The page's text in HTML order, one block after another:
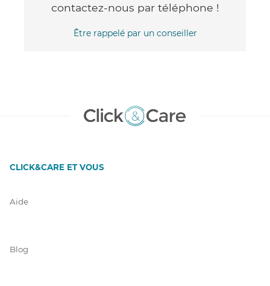
contactez-nous par téléphone !
Être rappelé par un conseiller
CLICK&CARE ET VOUS
Aide
Blog